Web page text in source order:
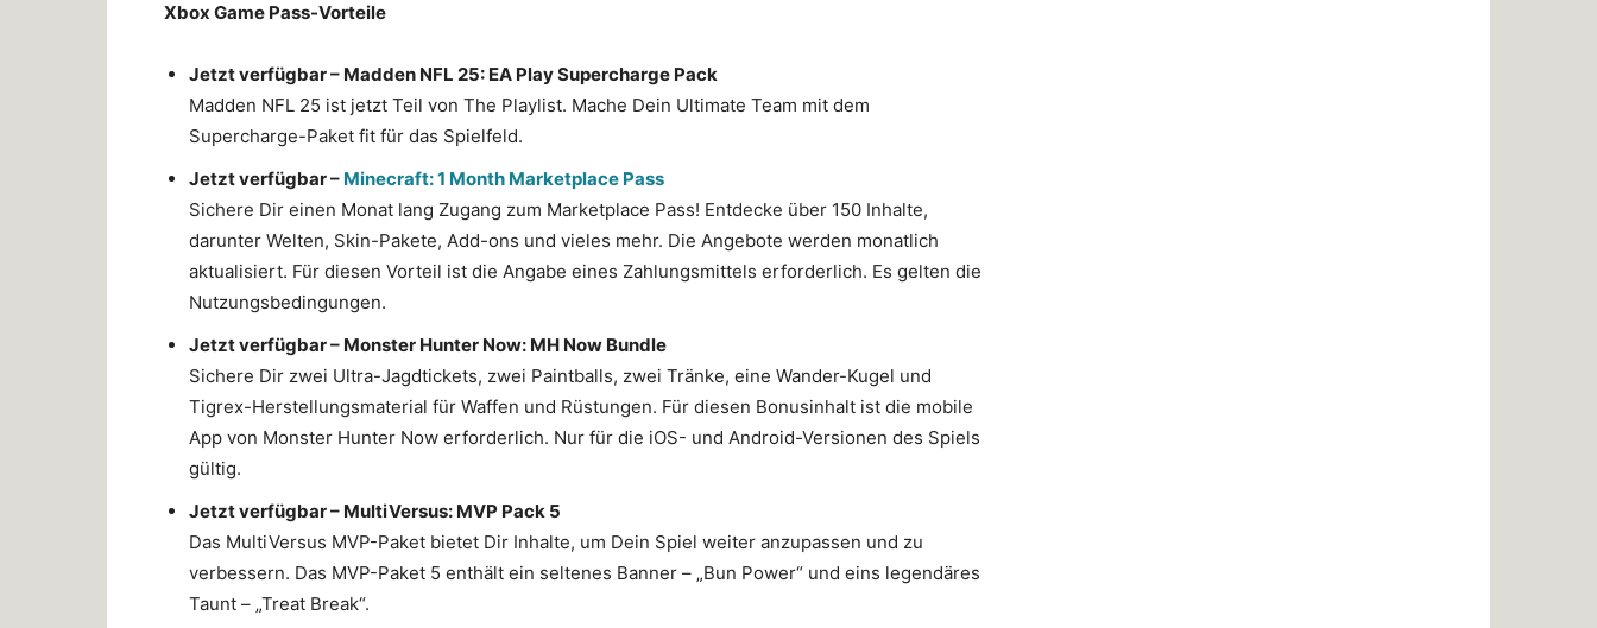
Xbox Game Pass-Vorteile
Jetzt verfügbar – Madden NFL 25: EA Play Supercharge Pack
Madden NFL 25 ist jetzt Teil von The Playlist. Mache Dein Ultimate Team mit dem
Supercharge-Paket fit für das Spielfeld.
Jetzt verfügbar – Minecraft: 1 Month Marketplace Pass
Sichere Dir einen Monat lang Zugang zum Marketplace Pass! Entdecke über 150 Inhalte,
darunter Welten, Skin-Pakete, Add-ons und vieles mehr. Die Angebote werden monatlich
aktualisiert. Für diesen Vorteil ist die Angabe eines Zahlungsmittels erforderlich. Es gelten die
Nutzungsbedingungen.
Jetzt verfügbar – Monster Hunter Now: MH Now Bundle
Sichere Dir zwei Ultra-Jagdtickets, zwei Paintballs, zwei Tränke, eine Wander-Kugel und
Tigrex-Herstellungsmaterial für Waffen und Rüstungen. Für diesen Bonusinhalt ist die mobile
App von Monster Hunter Now erforderlich. Nur für die iOS- und Android-Versionen des Spiels
gültig.
Jetzt verfügbar – MultiVersus: MVP Pack 5
Das MultiVersus MVP-Paket bietet Dir Inhalte, um Dein Spiel weiter anzupassen und zu
verbessern. Das MVP-Paket 5 enthält ein seltenes Banner – „Bun Power“ und eins legendäres
Taunt – „Treat Break“.